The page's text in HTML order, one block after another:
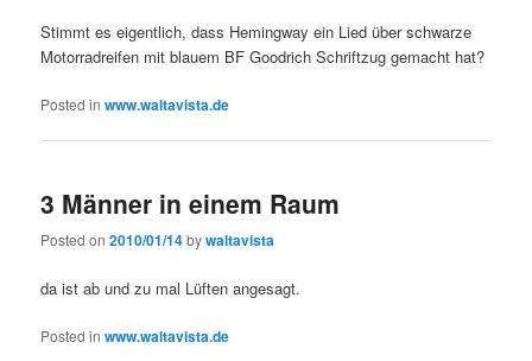
Stimmt es eigentlich, dass Hemingway ein Lied über schwarze
Motorradreifen mit blauem BF Goodrich Schriftzug gemacht hat?
Posted in www.waltavista.de
3 Männer in einem Raum
Posted on2010/01/14bywaltavista
da ist ab und zu mal Lüften angesagt.
Posted in www.waltavista.de